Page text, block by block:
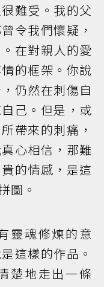
難受。我的父
令我們懷疑，
在對親人的愛
的框架。你說
仍然在刺傷自
己。但是，或
帶來的刺痛，
心相信，那難
的情感，是這
圖。
靈魂修煉的意
這樣的作品。
楚地走出一條